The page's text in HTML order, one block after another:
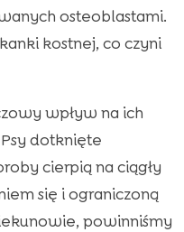
osteoblastami.
kostnej, co czyni
wpływ na ich
dotknięte
cierpią na ciągły
się i ograniczoną
powinniśmy